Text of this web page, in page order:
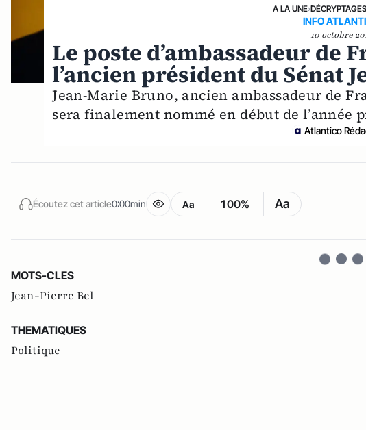
A LA UNE›DÉCRYPTAGES
INFO
10 octobre
Le poste d’ambassadeur de
l’ancien président du Sénat
Jean-Marie Bruno, ancien ambassadeur de
sera finalement nommé en début de l’année
Atlantico
Écoutez cet article0:00min Aa 100% Aa
MOTS-CLES
Jean-Pierre Bel
THEMATIQUES
Politique